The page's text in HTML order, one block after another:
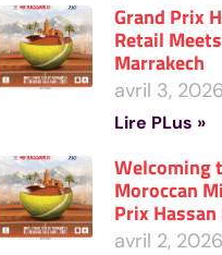
Grand Prix
Retail
Marrakech
avril 3, 2026
Lire PLus »
Welcoming
Moroccan
Prix Hassan
avril 2, 2026